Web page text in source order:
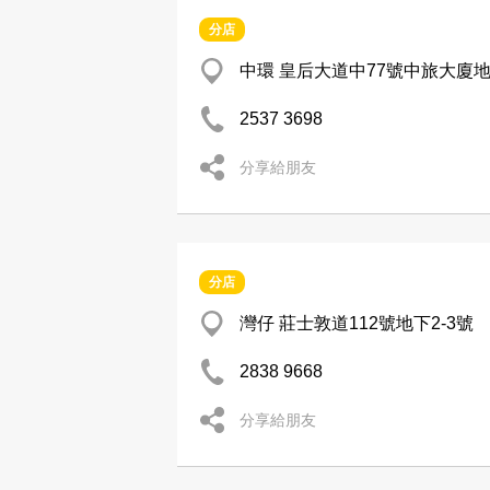
分店
中環 皇后大道中77號中旅大廈
2537 3698
分享給朋友
分店
灣仔 莊士敦道112號地下2-3號
2838 9668
分享給朋友